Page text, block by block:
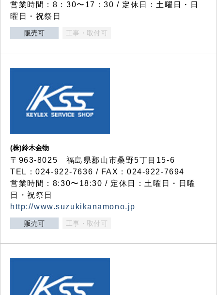
営業時間：8：30〜17：30 / 定休日：土曜日・日
曜日・祝祭日
販売可 工事・取付可
(株)鈴木金物
〒963-8025 福島県郡山市桑野5丁目15-6
TEL：024-922-7636 / FAX：024-922-7694
営業時間：8:30〜18:30 / 定休日：土曜日・日曜
日・祝祭日
http://www.suzukikanamono.jp
販売可 工事・取付可